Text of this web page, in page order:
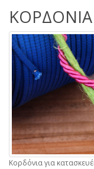
ΚΟΡΔΟΝΙΑ
Κορδόνια για